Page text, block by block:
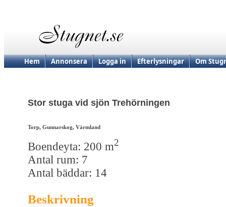
Hem Annonsera Logga in Efterlysningar Om
Stor stuga vid sjön Trehörningen
Torp, Gunnarskog, Värmland
Boendeyta: 200 m2
Antal rum: 7
Antal bäddar: 14
Beskrivning